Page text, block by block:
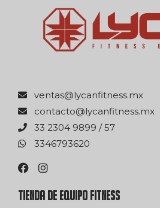
xm.ssentifnacyl@satnev
xm.ssentifnacyl@otcatnoc
75 / 9989 4032 33
0263976433
TIENDA DE EQUIPO FITNESS